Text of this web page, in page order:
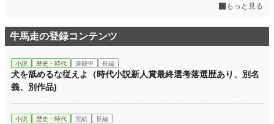
もっと見る
牛馬走の登録コンテンツ
小説 歴史・時代 連載中 長編
犬を舐めるな従えよ（時代小説新人賞最終選考落選歴あり、別名
義、別作品)
小説 歴史・時代 完結 長編